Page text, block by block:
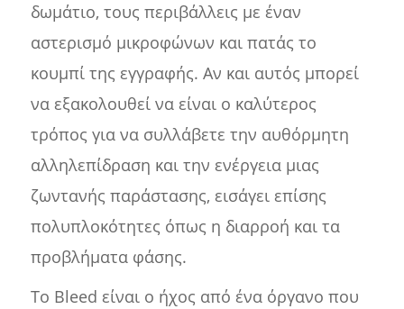
δωμάτιο, τους περιβάλλεις με έναν
αστερισμό μικροφώνων και πατάς το
κουμπί της εγγραφής. Αν και αυτός μπορεί
να εξακολουθεί να είναι ο καλύτερος
τρόπος για να συλλάβετε την αυθόρμητη
αλληλεπίδραση και την ενέργεια μιας
ζωντανής παράστασης, εισάγει επίσης
πολυπλοκότητες όπως η διαρροή και τα
προβλήματα φάσης.
Το Bleed είναι ο ήχος από ένα όργανο που